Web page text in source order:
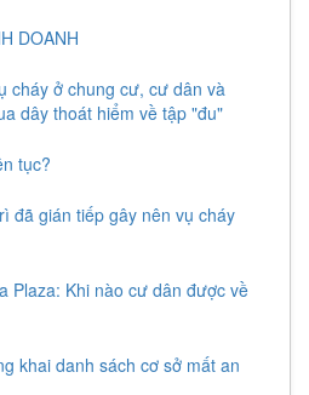
DOANH
cháy ở chung cư, cư dân và
dây thoát hiểm về tập "đu"
tục?
đã gián tiếp gây nên vụ cháy
Plaza: Khi nào cư dân được về
khai danh sách cơ sở mất an